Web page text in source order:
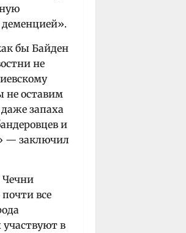
деменцией».
бы Байден
не
оставим
запаха
и
— заключил
Чечни
все
в